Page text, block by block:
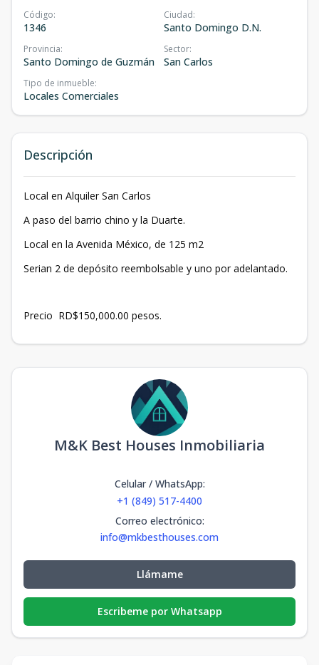
Código:
1346
Ciudad:
Santo Domingo D.N.
Provincia:
Santo Domingo de Guzmán
Sector:
San Carlos
Tipo de inmueble:
Locales Comerciales
Descripción
Local en Alquiler San Carlos
A paso del barrio chino y la Duarte.
Local en la Avenida México, de 125 m2
Serian 2 de depósito reembolsable y uno por adelantado.
Precio RD$150,000.00 pesos.
M&K Best Houses Inmobiliaria
Celular / WhatsApp:
+1 (849) 517-4400
Correo electrónico:
info@mkbesthouses.com
Llámame
Escribeme por Whatsapp